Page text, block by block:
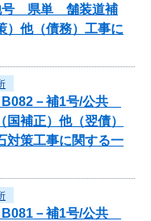
号 県単 舗装道補
）他（債務）工事に
B082－補1号/公共
補正）他（翌債）
対策工事に関する一
B081－補1号/公共